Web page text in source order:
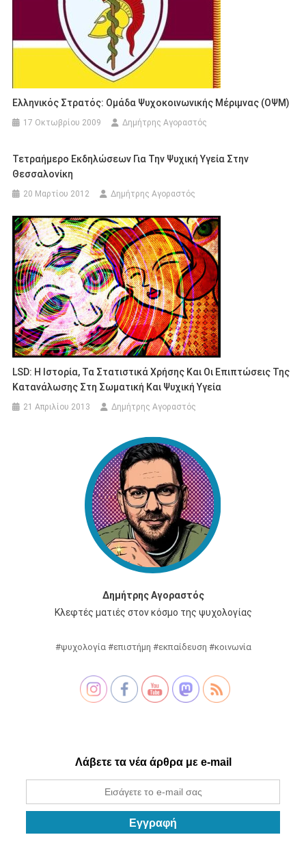
Ελληνικός Στρατός: Ομάδα Ψυχοκοινωνικής Μέριμνας (ΟΨΜ)
17 Οκτωβρίου 2009 Δημήτρης Αγοραστός
Τετραήμερο Εκδηλώσεων Για Την Ψυχική Υγεία Στην
Θεσσαλονίκη
20 Μαρτίου 2012 Δημήτρης Αγοραστός
LSD: Η Ιστορία, Τα Στατιστικά Χρήσης Και Οι Επιπτώσεις Της
Κατανάλωσης Στη Σωματική Και Ψυχική Υγεία
21 Απριλίου 2013 Δημήτρης Αγοραστός
Δημήτρης Αγοραστός
Κλεφτές ματιές στον κόσμο της ψυχολογίας
#ψυχολογία #επιστήμη #εκπαίδευση #κοινωνία
Λάβετε τα νέα άρθρα με e-mail